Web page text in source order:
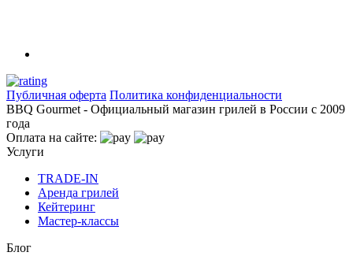
Публичная оферта Политика конфиденциальности
BBQ Gourmet - Официальный магазин грилей в России с 2009
года
Оплата на сайте:
Услуги
TRADE-IN
Аренда грилей
Кейтеринг
Мастер-классы
Блог